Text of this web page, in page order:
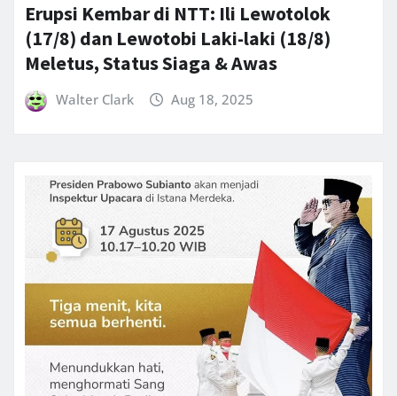
Erupsi Kembar di NTT: Ili Lewotolok
(17/8) dan Lewotobi Laki-laki (18/8)
Meletus, Status Siaga & Awas
Walter Clark Aug 18, 2025